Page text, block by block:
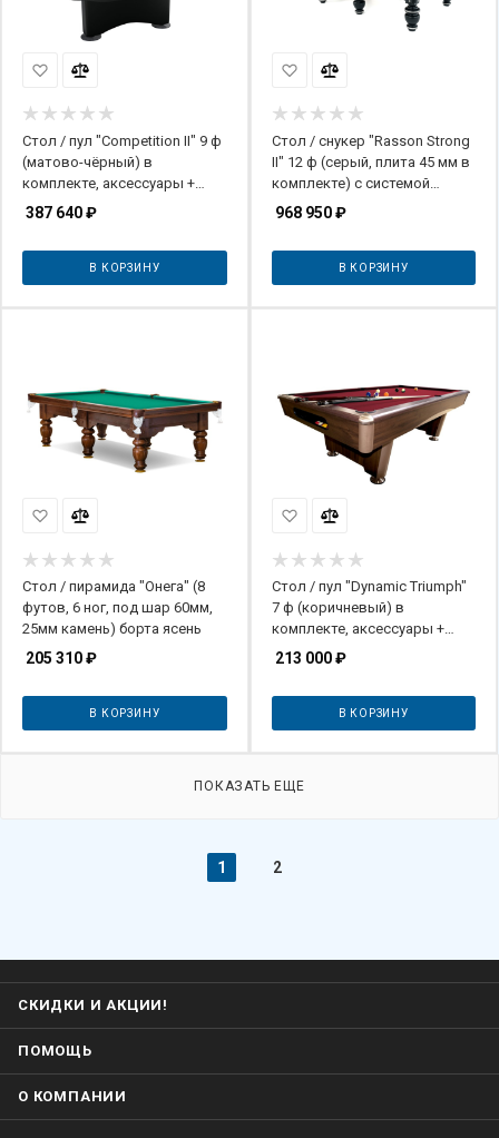
Стол / пул "Competition II" 9 ф
(матово-чёрный) в
комплекте, аксессуары +
сукно
387 640₽
В КОРЗИНУ
Стол / снукер "Rasson Strong
II" 12 ф (серый, плита 45 мм в
комплекте) с системой
подогрева плит
968 950₽
В КОРЗИНУ
Стол / пирамида "Онега" (8
футов, 6 ног, под шар 60мм,
25мм камень) борта ясень
205 310₽
В КОРЗИНУ
Стол / пул "Dynamic Triumph"
7 ф (коричневый) в
комплекте, аксессуары +
сукно
213 000₽
В КОРЗИНУ
ПОКАЗАТЬ ЕЩЕ
1 2
СКИДКИ И АКЦИИ!
ПОМОЩЬ
О КОМПАНИИ